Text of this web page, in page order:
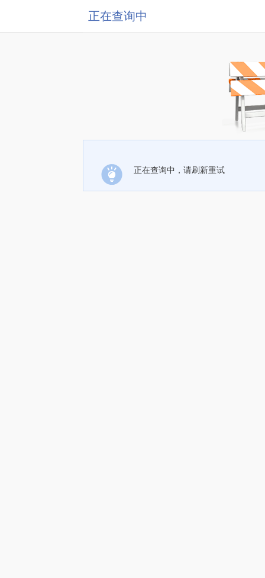
正在查询中
正在查询中，请刷新重试